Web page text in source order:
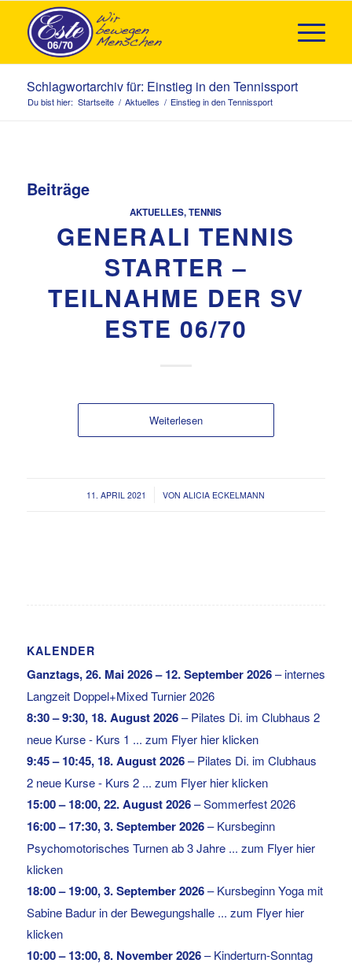
Schlagwortarchiv für: Einstieg in den Tennissport
Du bist hier: Startseite / Aktuelles / Einstieg in den Tennissport
Beiträge
AKTUELLES,TENNIS
GENERALI TENNIS
STARTER –
TEILNAHME DER SV
ESTE 06/70
Weiterlesen
11. APRIL 2021
/ VONALICIA ECKELMANN
KALENDER
Ganztags,26. Mai 2026– 12. September 2026–internes
Langzeit Doppel+Mixed Turnier 2026
8:30– 9:30, 18. August 2026–Pilates Di. im Clubhaus 2
neue Kurse - Kurs 1 ... zum Flyer hier klicken
9:45– 10:45, 18. August 2026–Pilates Di. im Clubhaus
2 neue Kurse - Kurs 2 ... zum Flyer hier klicken
15:00– 18:00,22. August 2026–Sommerfest 2026
16:00– 17:30,3. September 2026–Kursbeginn
Psychomotorisches Turnen ab 3 Jahre ... zum Flyer hier
klicken
18:00– 19:00,3. September 2026–Kursbeginn Yoga mit
Sabine Badur in der Bewegungshalle ... zum Flyer hier
klicken
10:00– 13:00,8. November 2026–Kinderturn-Sonntag